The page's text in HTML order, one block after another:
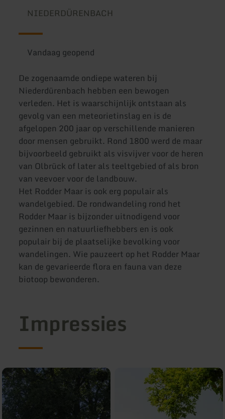
NIEDERDÜRENBACH
Vandaag geopend
De zogenaamde ondiepe wateren bij
Niederdürenbach hebben een bewogen
verleden. Het is waarschijnlijk ontstaan als
gevolg van een meteorietinslag en is de
afgelopen 200 jaar op verschillende manieren
door mensen gebruikt. Rond 1800 werd de maar
bijvoorbeeld gebruikt als visvijver voor de heren
van Olbrück of later als teeltgebied of als bron
van veevoer voor de landbouw.
Het Rodder Maar is ook erg populair als
wandelgebied. De rondwandeling rond het
Rodder Maar is bijzonder uitnodigend voor
gezinnen en natuurliefhebbers en is ook
populair bij de plaatselijke bevolking voor
wandelingen. Wie pauzeert op het Rodder Maar
kan de gevarieerde flora en fauna van deze
biotoop bewonderen.
Impressies